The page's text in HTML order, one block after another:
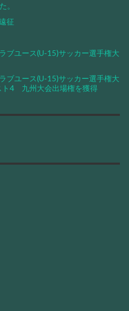
。
征
ユース(U-15)サッカー選手権大
ユース(U-15)サッカー選手権大
4 九州大会出場権を獲得